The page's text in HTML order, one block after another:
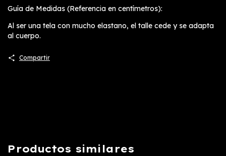
Guía de Medidas (Referencia en centímetros):
Al ser una tela con mucho elastano, el talle cede y se adapta
al cuerpo.
Compartir
Productos similares